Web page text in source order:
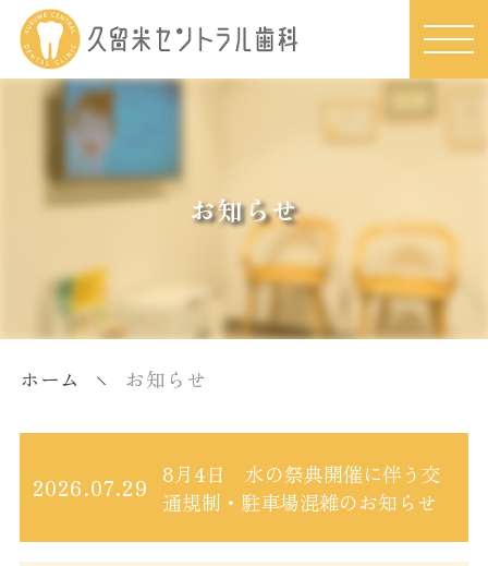
お知らせ
ホーム お知らせ
2026.07.29
8月4日 水の祭典開催に伴う交
通規制・駐車場混雑のお知らせ